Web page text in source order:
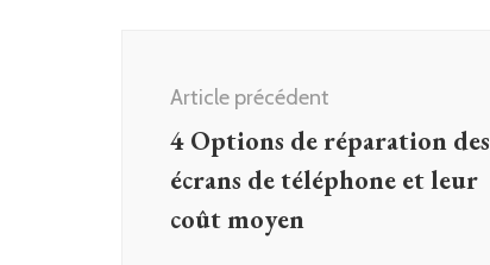
d'article
Article précédent
4 Options de réparation des
écrans de téléphone et leur
coût moyen